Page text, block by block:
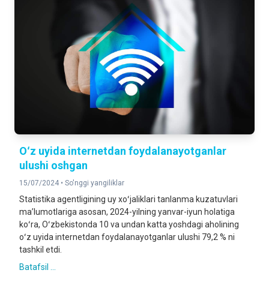
Oʻz uyida internetdan foydalanayotganlar
ulushi oshgan
15/07/2024 • So'nggi yangiliklar
Statistika agentligining uy xoʻjaliklari tanlanma kuzatuvlari
maʼlumotlariga asosan, 2024-yilning yanvar-iyun holatiga
koʻra, Oʻzbekistonda 10 va undan katta yoshdagi aholining
oʻz uyida internetdan foydalanayotganlar ulushi 79,2 % ni
tashkil etdi.
Batafsil ...